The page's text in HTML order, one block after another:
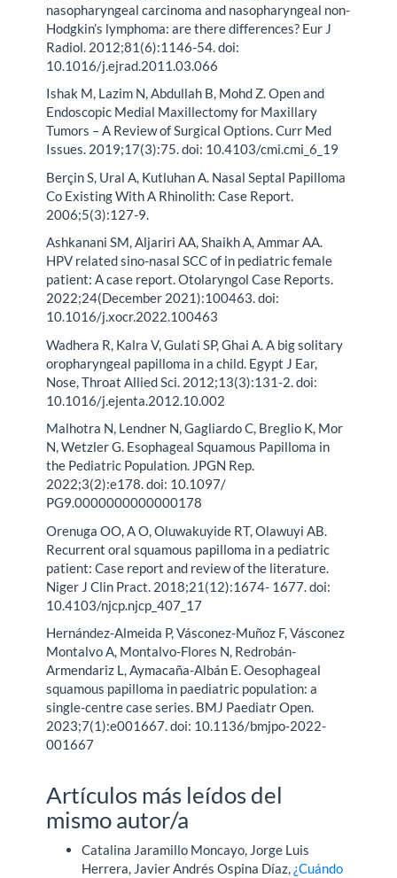
nasopharyngeal carcinoma and nasopharyngeal non-
Hodgkin’s lymphoma: are there differences? Eur J
Radiol. 2012;81(6):1146-54. doi:
10.1016/j.ejrad.2011.03.066
Ishak M, Lazim N, Abdullah B, Mohd Z. Open and
Endoscopic Medial Maxillectomy for Maxillary
Tumors – A Review of Surgical Options. Curr Med
Issues. 2019;17(3):75. doi: 10.4103/cmi.cmi_6_19
Berçin S, Ural A, Kutluhan A. Nasal Septal Papilloma
Co Existing With A Rhinolith: Case Report.
2006;5(3):127-9.
Ashkanani SM, Aljariri AA, Shaikh A, Ammar AA.
HPV related sino-nasal SCC of in pediatric female
patient: A case report. Otolaryngol Case Reports.
2022;24(December 2021):100463. doi:
10.1016/j.xocr.2022.100463
Wadhera R, Kalra V, Gulati SP, Ghai A. A big solitary
oropharyngeal papilloma in a child. Egypt J Ear,
Nose, Throat Allied Sci. 2012;13(3):131-2. doi:
10.1016/j.ejenta.2012.10.002
Malhotra N, Lendner N, Gagliardo C, Breglio K, Mor
N, Wetzler G. Esophageal Squamous Papilloma in
the Pediatric Population. JPGN Rep.
2022;3(2):e178. doi: 10.1097/
PG9.0000000000000178
Orenuga OO, A O, Oluwakuyide RT, Olawuyi AB.
Recurrent oral squamous papilloma in a pediatric
patient: Case report and review of the literature.
Niger J Clin Pract. 2018;21(12):1674- 1677. doi:
10.4103/njcp.njcp_407_17
Hernández-Almeida P, Vásconez-Muñoz F, Vásconez
Montalvo A, Montalvo-Flores N, Redrobán-
Armendariz L, Aymacaña-Albán E. Oesophageal
squamous papilloma in paediatric population: a
single-centre case series. BMJ Paediatr Open.
2023;7(1):e001667. doi: 10.1136/bmjpo-2022-
001667
Artículos más leídos del
mismo autor/a
Catalina Jaramillo Moncayo, Jorge Luis
Herrera, Javier Andrés Ospina Díaz, ¿Cuándo